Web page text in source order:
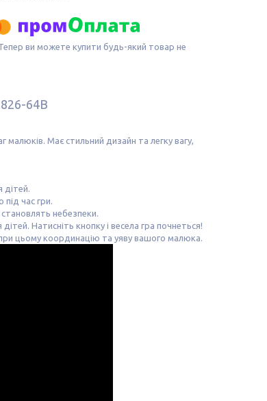
ви можете купити будь-який товар не
64В
Має стильний дизайн та легку вагу,
час гри.
небезпеки.
Натисніть кнопку і весела гра почнеться!
при цьому координацію та уяву вашого малюка.